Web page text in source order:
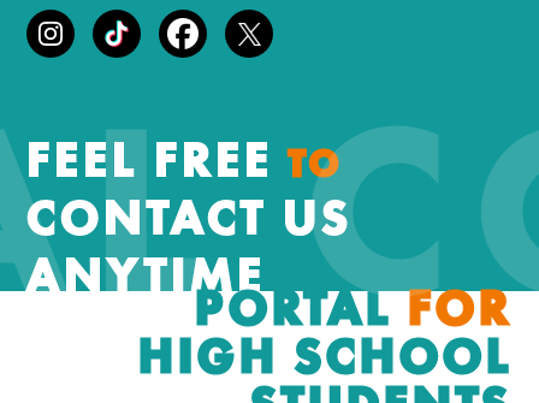
FEEL FREETO
CONTACT US
ANYTIME
PORTALFOR
HIGH SCHOOL